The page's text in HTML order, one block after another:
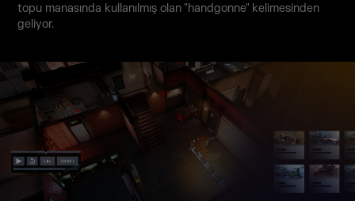
topu manasında kullanılmış olan "handgonne" kelimesinden
geliyor.